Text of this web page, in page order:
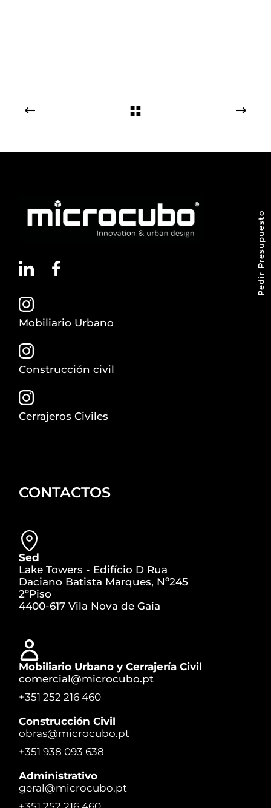
Mobiliario Urbano
Construcción civil
Cerrajeros Civiles
CONTACTOS
Sed
Lake Towers - Edifício D Rua
Daciano Batista Marques, Nº245
2ºPiso
4400-617 Vila Nova de Gaia
Mobiliario Urbano y Cerrajería Civil
comercial@microcubo.pt
+351 252 216 460
Construcción Civil
obras@microcubo.pt
+351 938 093 638
Administrativo
geral@microcubo.pt
Pedir Presupuesto